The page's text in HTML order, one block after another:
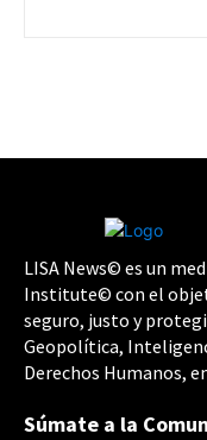
LISA News© es un
Institute© con el
seguro, justo y
Geopolítica,
Derechos Humanos,
Súmate a la